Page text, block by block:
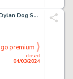
Mari, Nicola - 1 Original page - Dylan Dog Speciale #23 - "L'angelo caduto" - 2009
closed
04/03/2024
go premium